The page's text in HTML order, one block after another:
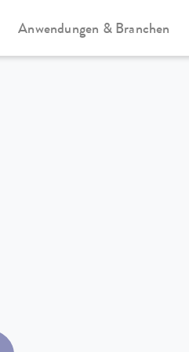
Anwendungen & Branchen